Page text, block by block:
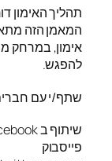
תהליך האימון
המאמן הזה
אימון, במרחק
להפגש.
שתף/י עם
שיתוף ב facebook
פייסבוק